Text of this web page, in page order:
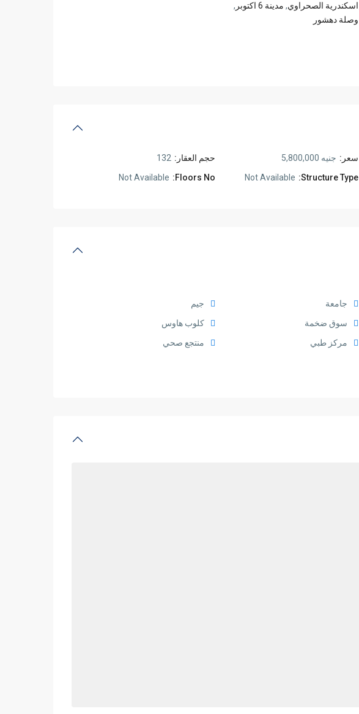
اسكندرية الصحراوي, مدينة 6 اكتوبر
,
وصلة دهشور
سعر: جنيه 5,800,000 حجم العقار: 132
Structure Type:
Not Available
Floors No:
Not Available
جامعة
جيم
سوق ضخمة
كلوب هاوس
مركز طبي
منتجع صحي